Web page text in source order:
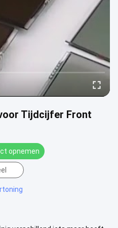
Tijdcijfer Front
opnemen